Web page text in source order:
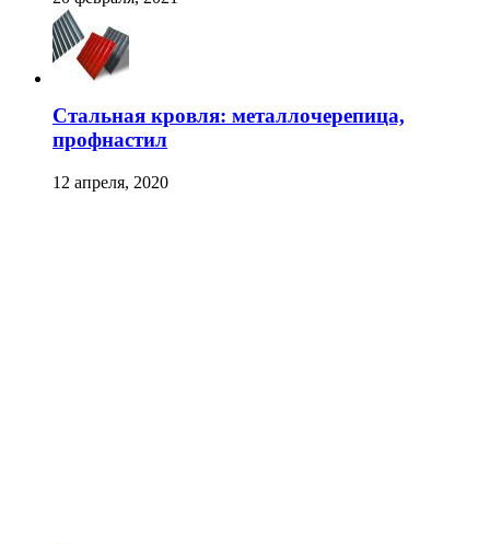
Стальная кровля: металлочерепица,
профнастил
12 апреля, 2020